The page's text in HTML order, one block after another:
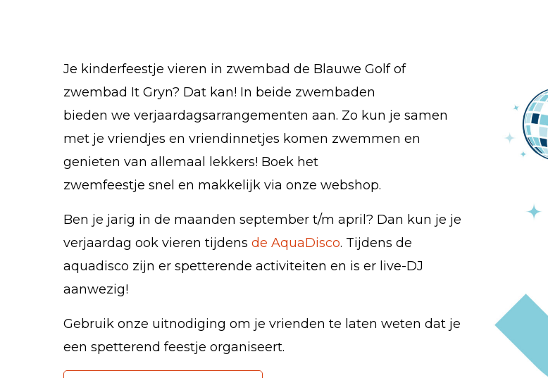
Je kinderfeestje vieren in zwembad de Blauwe Golf of
zwembad It Gryn? Dat kan! In beide zwembaden
bieden we verjaardagsarrangementen aan. Zo kun je samen
met je vriendjes en vriendinnetjes komen zwemmen en
genieten van allemaal lekkers! Boek het
zwemfeestje snel en makkelijk via onze webshop.
Ben je jarig in de maanden september t/m april? Dan kun je je
verjaardag ook vieren tijdens de AquaDisco. Tijdens de
aquadisco zijn er spetterende activiteiten en is er live-DJ
aanwezig!
Gebruik onze uitnodiging om je vrienden te laten weten dat je
een spetterend feestje organiseert.